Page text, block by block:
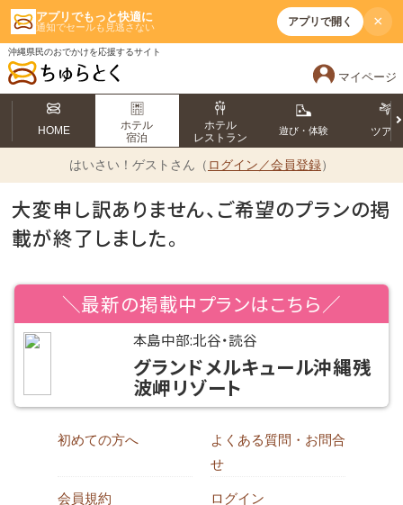
アプリでもっと快適に
通知でセールも見逃さない アプリで開く ×
沖縄県民のおでかけを応援するサイト
マイページ
HOME
ホテル
宿泊
ホテル
レストラン
遊び・体験 ツアー
はいさい！ ゲストさん（ ログイン／会員登録）
大変申し訳ありません、ご希望のプランの掲
載が終了しました。
＼最新の掲載中プランはこちら／
本島中部:北谷・読谷
グランドメルキュール沖縄残
波岬リゾート
初めての方へ
よくある質問・お問合
せ
会員規約 ログイン